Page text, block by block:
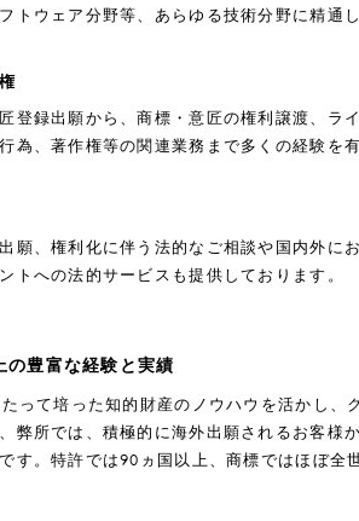
トウェア分野等、あらゆる技術分野に精通し
登録出願から、商標・意匠の権利譲渡、ラ
為、著作権等の関連業務まで多くの経験を
願、権利化に伴う法的なご相談や国内外に
トへの法的サービスも提供しております。
の豊富な経験と実績
って培った知的財産のノウハウを活かし、
弊所では、積極的に海外出願されるお客様
す。特許では90ヵ国以上、商標ではほぼ全